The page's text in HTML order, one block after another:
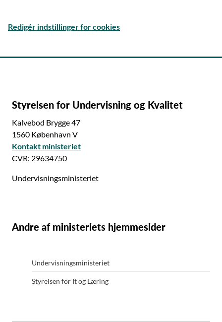
Redigér indstillinger for cookies
Styrelsen for Undervisning og Kvalitet
Kalvebod Brygge 47
1560 København V
Kontakt ministeriet
CVR: 29634750
Undervisningsministeriet
Andre af ministeriets hjemmesider
Undervisningsministeriet
Styrelsen for It og Læring